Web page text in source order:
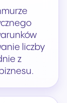
liczby
z